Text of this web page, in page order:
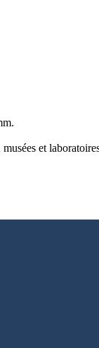
et